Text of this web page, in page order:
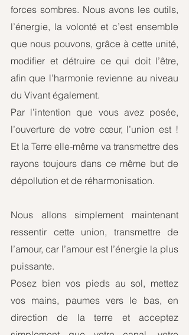
forces sombres. Nous avons les outils,
l’énergie, la volonté et c’est ensemble
que nous pouvons, grâce à cette unité,
modifier et détruire ce qui doit l’être,
afin que l’harmonie revienne au niveau
du Vivant également.
Par l’intention que vous avez posée,
l’ouverture de votre cœur, l’union est !
Et la Terre elle-même va transmettre des
rayons toujours dans ce même but de
dépollution et de réharmonisation.
Nous allons simplement maintenant
ressentir cette union, transmettre de
l’amour, car l’amour est l’énergie la plus
puissante.
Posez bien vos pieds au sol, mettez
vos mains, paumes vers le bas, en
direction de la terre et acceptez